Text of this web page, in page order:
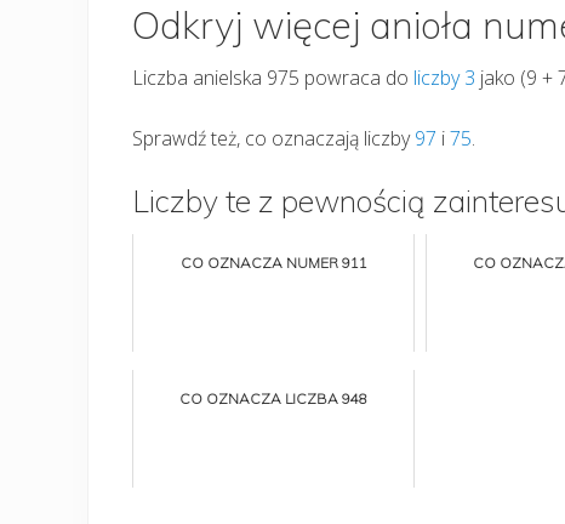
Odkryj więcej anioła
Liczba anielska 975 powraca do liczby 3 jako (9 +
Sprawdź też, co oznaczają liczby97 i75.
Liczby te z pewnością
CO OZNACZA NUMER 911 CO
CO OZNACZA LICZBA 948